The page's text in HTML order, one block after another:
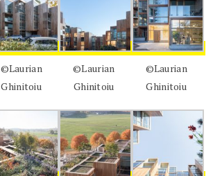
©Laurian
Ghinitoiu
©Laurian
Ghinitoiu
©Laurian
Ghinitoiu